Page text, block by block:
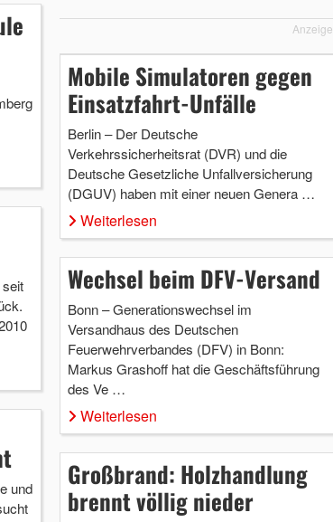
Anzeige
Mobile Simulatoren gegen
Einsatzfahrt-Unfälle
Berlin – Der Deutsche
Verkehrssicherheitsrat (DVR) und die
Deutsche Gesetzliche Unfallversicherung
(DGUV) haben mit einer neuen Genera …
Weiterlesen
und
Wechsel beim DFV-Versand
Bonn – Generationswechsel im
Versandhaus des Deutschen
Feuerwehrverbandes (DFV) in Bonn:
Markus Grashoff hat die Geschäftsführung
des Ve …
Weiterlesen
Großbrand: Holzhandlung
brennt völlig nieder